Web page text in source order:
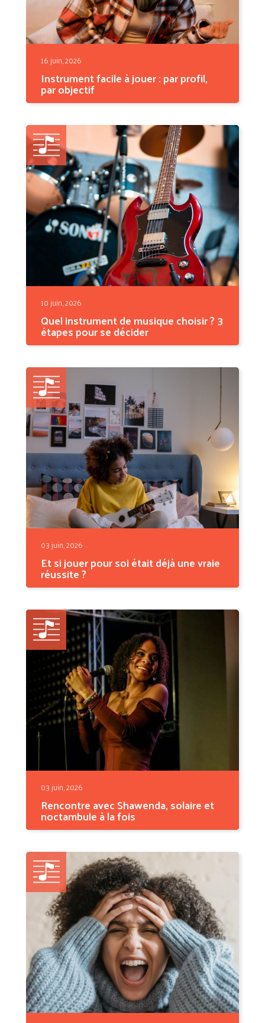
16 juin, 2026
Instrument facile à jouer : par profil,
par objectif
Quel est l'instrument facile à jouer par
10 juin, 2026
Quel instrument de musique choisir ? 3
étapes pour se décider
Vous vous posez la question depuis des
03 juin, 2026
Et si jouer pour soi était déjà une vraie
réussite ?
On apprend la musique avec des objectifs
03 juin, 2026
Rencontre avec Shawenda, solaire et
noctambule à la fois
Elle s'appelle Alison Shawenda Rivière, elle